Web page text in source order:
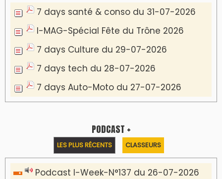
7 days santé & conso du 31-07-2026
I-MAG-Spécial Fête du Trône 2026
7 days Culture du 29-07-2026
7 days tech du 28-07-2026
7 days Auto-Moto du 27-07-2026
PODCAST +
LES PLUS RÉCENTS CLASSEURS
Podcast I-Week-N°137 du 26-07-2026